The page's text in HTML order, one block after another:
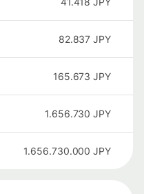
82.837 JPY
165.673 JPY
1.656.730 JPY
1.656.730.000 JPY